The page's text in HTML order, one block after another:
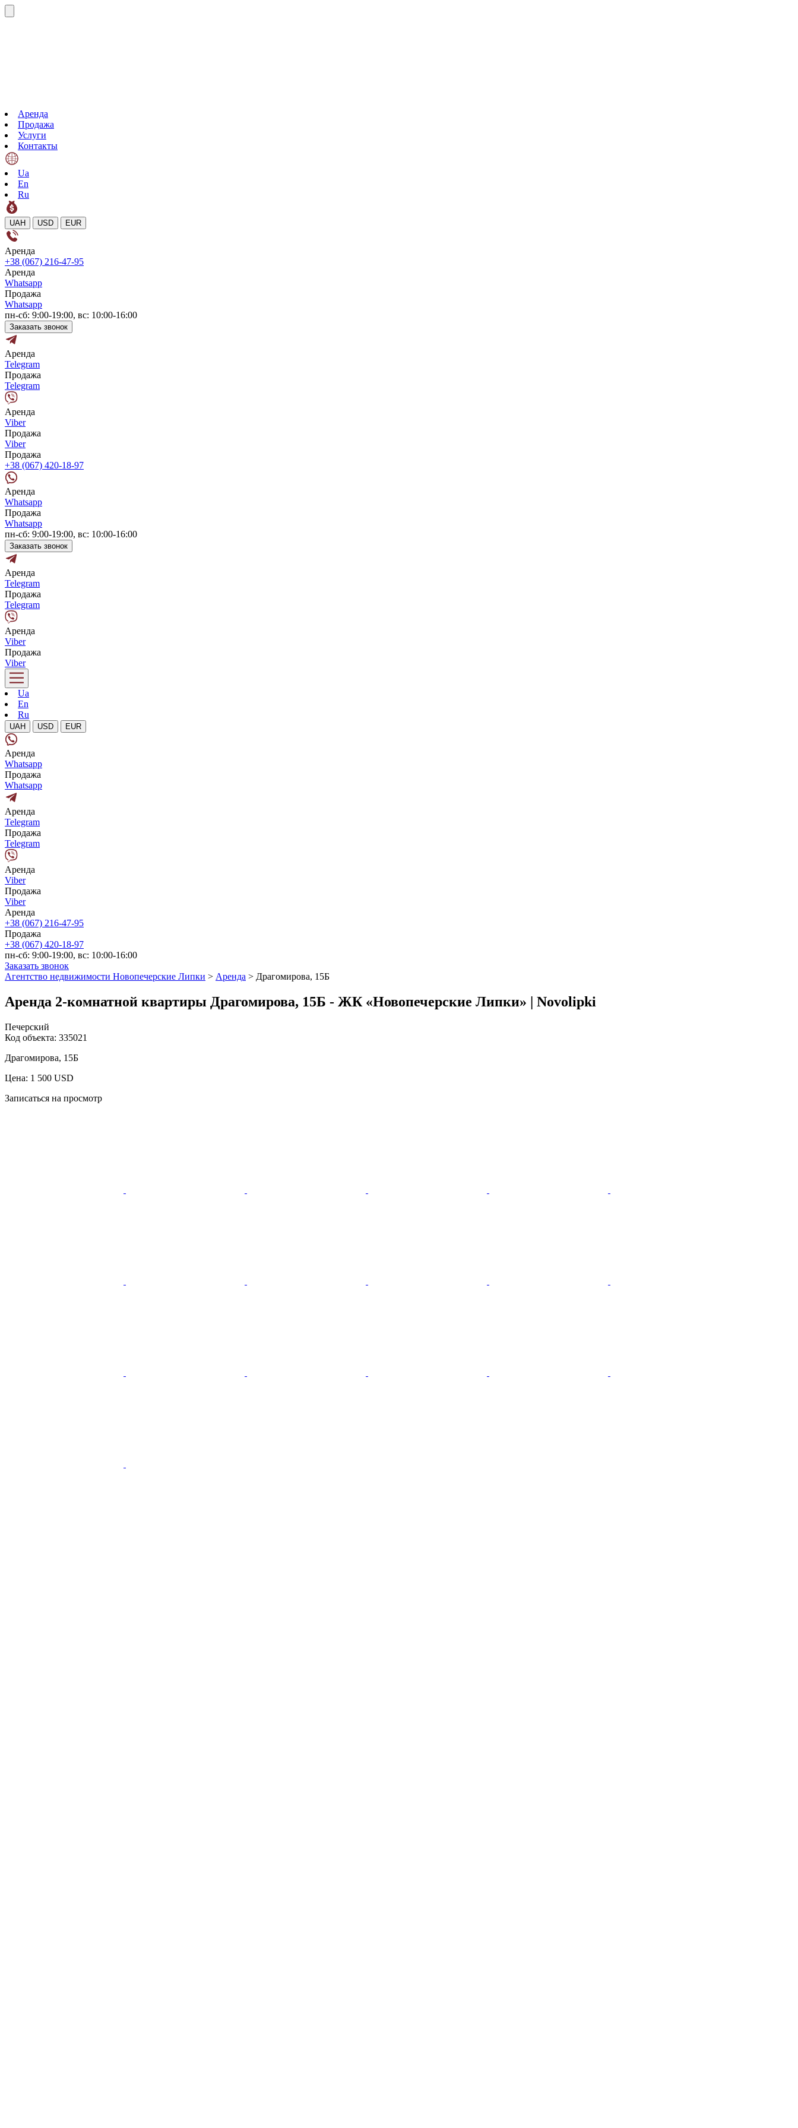
Аренда
Продажа
Услуги
Контакты
Ua
En
Ru
UAH USD EUR
Аренда
+38 (067) 216-47-95
Аренда
Whatsapp
Продажа
Whatsapp
пн-сб: 9:00-19:00, вс: 10:00-16:00
Заказать звонок
Аренда
Telegram
Продажа
Telegram
Аренда
Viber
Продажа
Viber
Продажа
+38 (067) 420-18-97
Аренда
Whatsapp
Продажа
Whatsapp
пн-сб: 9:00-19:00, вс: 10:00-16:00
Заказать звонок
Аренда
Telegram
Продажа
Telegram
Аренда
Viber
Продажа
Viber
Ua
En
Ru
UAH USD EUR
Аренда
Whatsapp
Продажа
Whatsapp
Аренда
Telegram
Продажа
Telegram
Аренда
Viber
Продажа
Viber
Аренда
+38 (067) 216-47-95
Продажа
+38 (067) 420-18-97
пн-сб: 9:00-19:00, вс: 10:00-16:00
Заказать звонок
Агентство недвижимости Новопечерские Липки > Аренда > Драгомирова, 15Б
Аренда 2-комнатной квартиры Драгомирова, 15Б - ЖК «Новопечерские Липки» | Novolipki
Печерский
Код объекта: 335021
Драгомирова, 15Б
Цена: 1 500 USD
Записаться на просмотр